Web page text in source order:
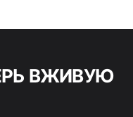
ВЖИВУЮ